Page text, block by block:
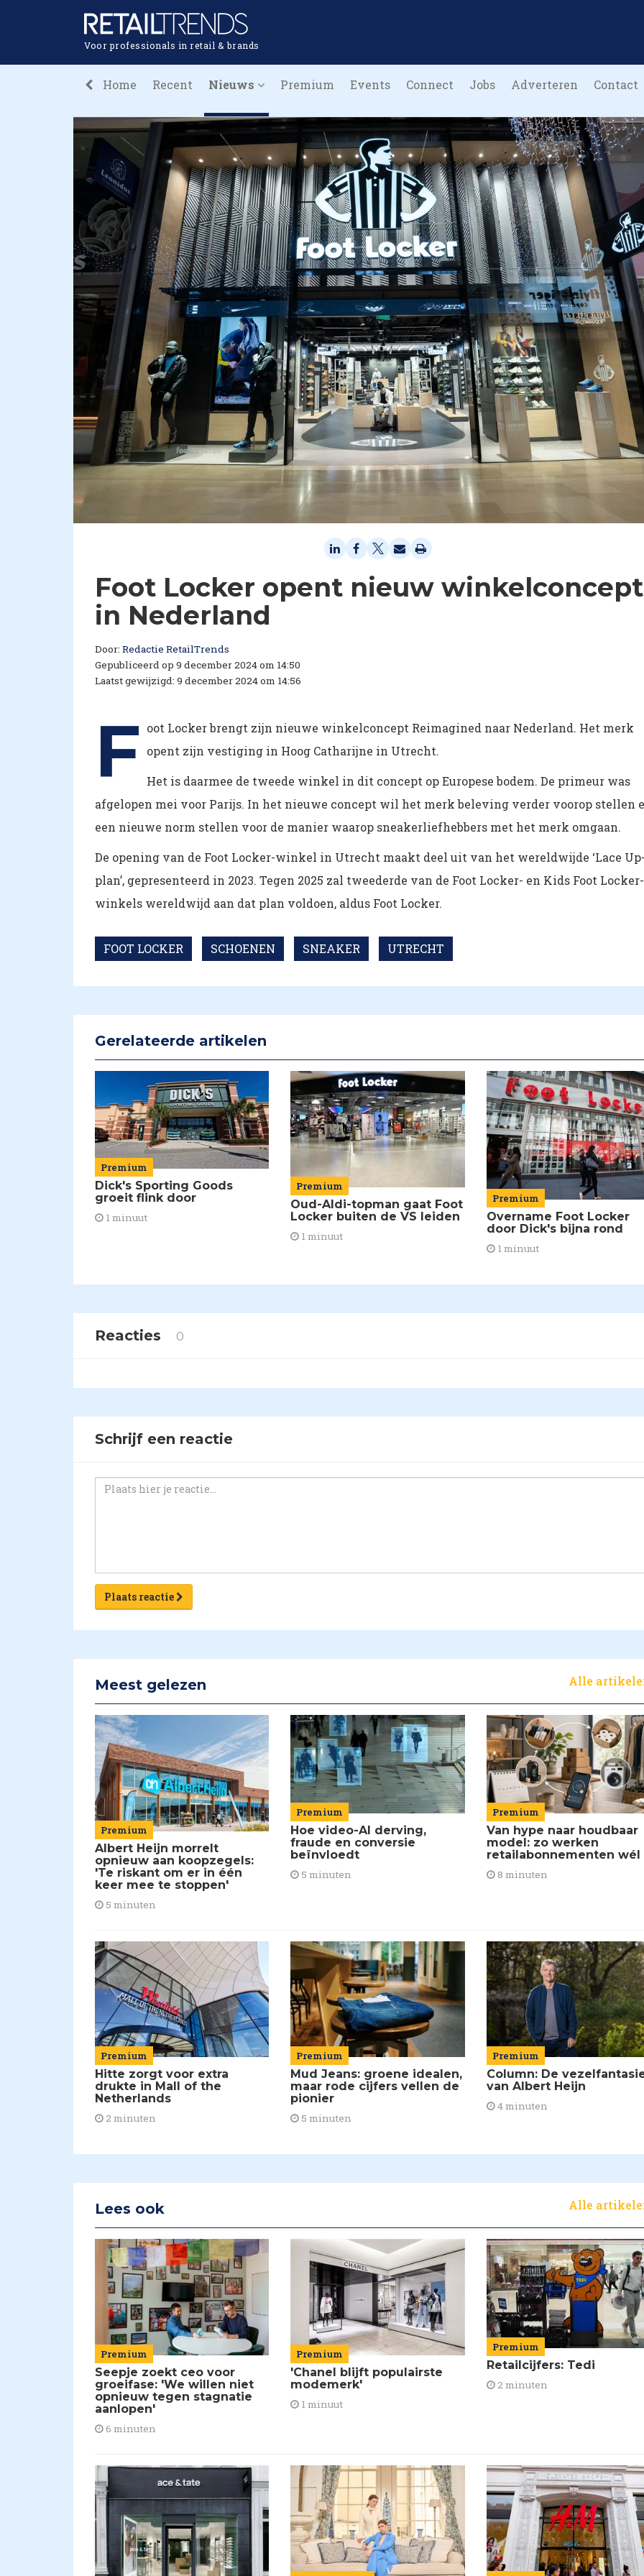
Voor professionals in retail & brands
Home Recent Nieuws Premium Events Connect Jobs Adverteren Contact
Foot Locker opent nieuw winkelconcept
in Nederland
Door: Redactie RetailTrends
Gepubliceerd op 9 december 2024 om 14:50
Laatst gewijzigd: 9 december 2024 om 14:56
F oot Locker brengt zijn nieuwe winkelconcept Reimagined naar Nederland. Het merk
opent zijn vestiging in Hoog Catharijne in Utrecht.
Het is daarmee de tweede winkel in dit concept op Europese bodem. De primeur was
afgelopen mei voor Parijs. In het nieuwe concept wil het merk beleving verder voorop stellen
een nieuwe norm stellen voor de manier waarop sneakerliefhebbers met het merk omgaan.
De opening van de Foot Locker-winkel in Utrecht maakt deel uit van het wereldwijde ‘Lace
plan’, gepresenteerd in 2023. Tegen 2025 zal tweederde van de Foot Locker- en Kids Foot Locker-
winkels wereldwijd aan dat plan voldoen, aldus Foot Locker.
FOOT LOCKER SCHOENEN SNEAKER UTRECHT
Gerelateerde artikelen
Premium
Dick's Sporting Goods
groeit flink door
1 minuut
Premium
Oud-Aldi-topman gaat Foot
Locker buiten de VS leiden
1 minuut
Premium
Overname Foot Locker
door Dick's bijna rond
1 minuut
Reacties 0
Schrijf een reactie
Plaats reactie
Meest gelezen Alle
Premium
Albert Heijn morrelt
opnieuw aan koopzegels:
'Te riskant om er in één
keer mee te stoppen'
5 minuten
Premium
Hoe video-AI derving,
fraude en conversie
beïnvloedt
5 minuten
Premium
Van hype naar houdbaar
model: zo werken
retailabonnementen wél
8 minuten
Premium
Hitte zorgt voor extra
drukte in Mall of the
Netherlands
2 minuten
Premium
Mud Jeans: groene idealen,
maar rode cijfers vellen de
pionier
5 minuten
Premium
Column: De
van Albert Heijn
4 minuten
Lees ook Alle
Premium
Seepje zoekt ceo voor
groeifase: 'We willen niet
opnieuw tegen stagnatie
aanlopen'
6 minuten
Premium
'Chanel blijft populairste
modemerk'
1 minuut
Premium
Retailcijfers: Tedi
2 minuten